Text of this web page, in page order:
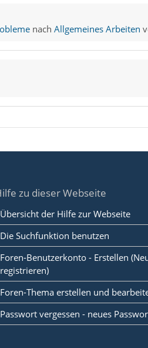
nach Allgemeines Arbeiten
zu dieser Webseite
Übersicht der Hilfe zur Webseite
Die Suchfunktion benutzen
Foren-Benutzerkonto - Erstellen
registrieren)
Foren-Thema erstellen und
Passwort vergessen - neues